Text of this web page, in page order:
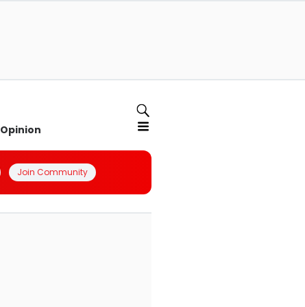
Opinion
Join Community